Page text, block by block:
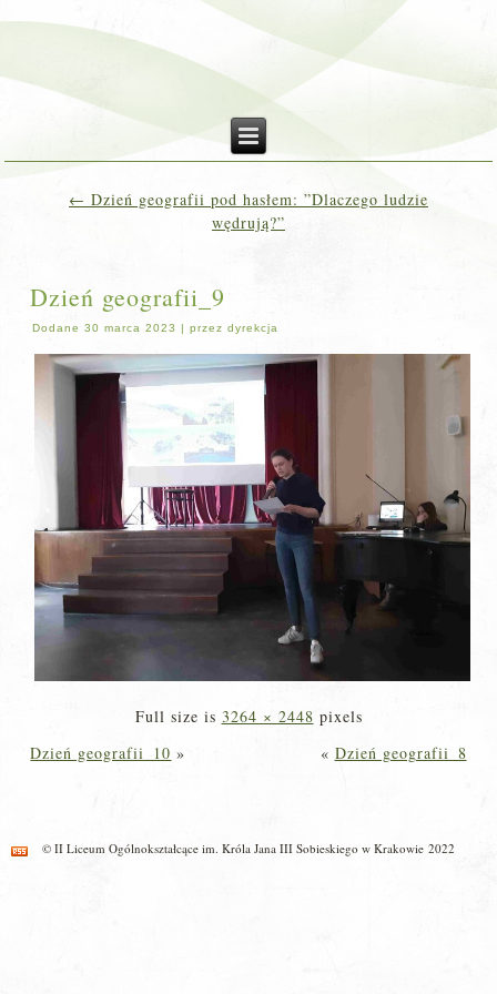
← Dzień geografii pod hasłem: ”Dlaczego ludzie
wędrują?”
Dzień geografii_9
Dodane 30 marca 2023 |przez dyrekcja
Full size is 3264 × 2448 pixels
Dzień geografii_10 » « Dzień geografii_8
© II Liceum Ogólnokształcące im. Króla Jana III Sobieskiego w Krakowie 2022